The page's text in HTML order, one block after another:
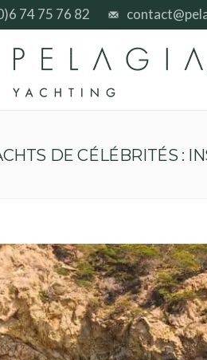
74 75 76 82
DE CÉLÉBRITÉS :